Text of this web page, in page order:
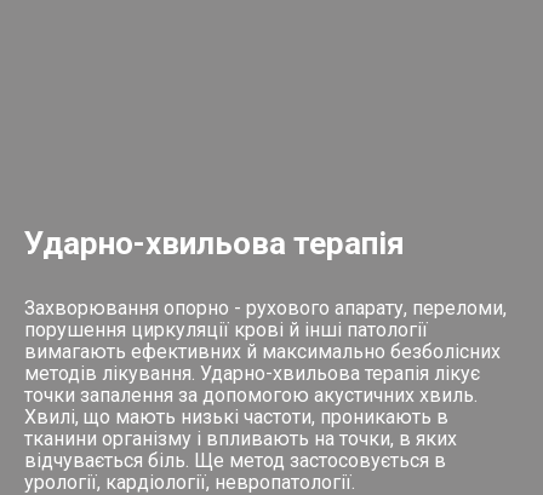
Ударно-хвильова терапія
Захворювання опорно - рухового апарату, переломи,
порушення циркуляції крові й інші патології
вимагають ефективних й максимально безболісних
методів лікування. Ударно-хвильова терапія лікує
точки запалення за допомогою акустичних хвиль.
Хвилі, що мають низькі частоти, проникають в
тканини організму і впливають на точки, в яких
відчувається біль. Ще метод застосовується в
урології, кардіології, невропатології.